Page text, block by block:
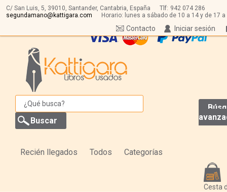
C/ San Luis, 5, 39010, Santander, Cantabria, España Tlf: 942 074 286
segundamano@kattigara.com
Horario: lunes a sábado de 10 a 14 y de 17 a
Iniciar sesión
Contacto
Recién llegados Todos Categorías
Cesta